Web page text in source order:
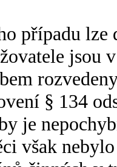
případu
jsou
§ 134
je
však